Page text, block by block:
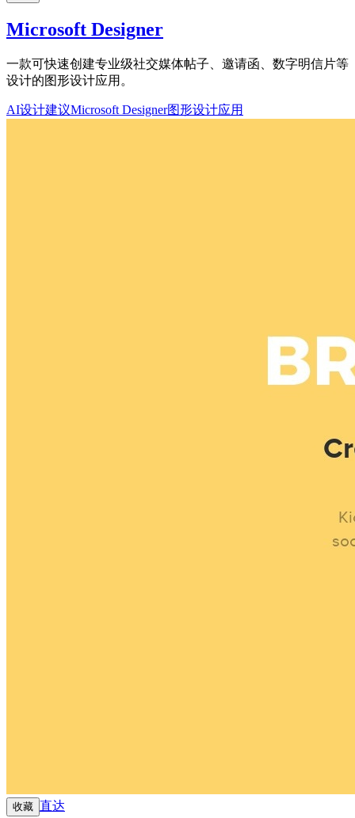
Microsoft Designer
一款可快速创建专业级社交媒体帖子、邀请函、数字明信片等
设计的图形设计应用。
AI设计建议Microsoft Designer图形设计应用
收藏 直达